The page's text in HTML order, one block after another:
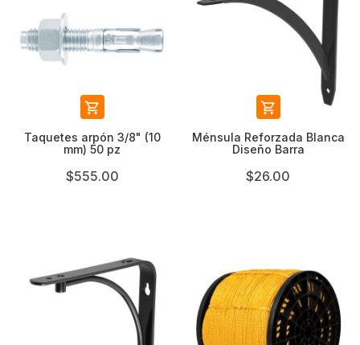

Taquetes arpón 3/8" (10
mm) 50 pz
$555.00

Ménsula Reforzada Blanca
Diseño Barra
$26.00